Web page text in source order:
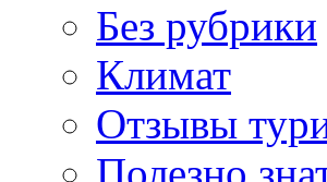
Без рубрики
Климат
Отзывы
Полезно